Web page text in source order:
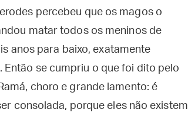
percebeu que os magos o
matar todos os meninos de
anos para baixo, exatamente
se cumpriu o que foi dito pelo
choro e grande lamento: é
consolada, porque eles não existem